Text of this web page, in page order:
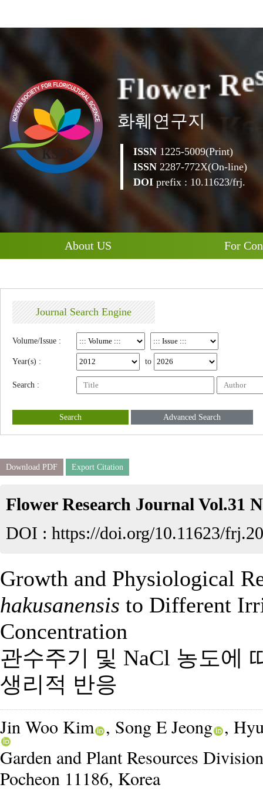
Flower Re
화훼연구지
ISSN 1225-5009(Print)
ISSN 2287-772X(On-line)
DOI prefix : 10.11623/frj.
About US For
Journal Search Engine
Volume/Issue :
Year(s) : to
Search :
Search Advanced Search
Download PDF Export Citation
Flower Research Journal Vol.31
DOI : https://doi.org/10.11623/
Growth and Physiological
hakusanensis to Different
Concentration
관수주기 및 NaCl 농도에
생리적 반응
Jin Woo Kim , Song E Jeong ,
Garden and Plant Resources
Pocheon 11186, Korea